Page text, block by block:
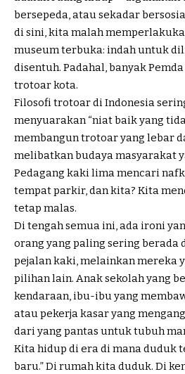
bersepeda, atau sekadar
di sini, kita malah
museum terbuka: indah untuk
disentuh. Padahal, banyak
trotoar kota.
Filosofi trotoar di Indonesia
menyuarakan “niat baik yang
membangun trotoar yang lebar
melibatkan budaya masyarakat
Pedagang kaki lima mencari
tempat parkir, dan kita? Kita
tetap malas.
Di tengah semua ini, ada ironi
orang yang paling sering
pejalan kaki, melainkan mereka
pilihan lain. Anak sekolah yang
kendaraan, ibu-ibu yang
atau pekerja kasar yang
dari yang pantas untuk tubuh
Kita hidup di era di mana duduk
baru.” Di rumah kita duduk. Di